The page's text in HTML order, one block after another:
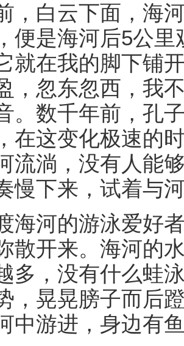
白云下面，海河
便是海河后5公
就在我的脚下铺
，忽东忽西，我
。数千年前，孔
在这变化极速的
流淌，没有人能
慢下来，试着与
河的游泳爱好者
散开来。海河的
多，没有什么蛙
，晃晃膀子而后
中游进，身边有